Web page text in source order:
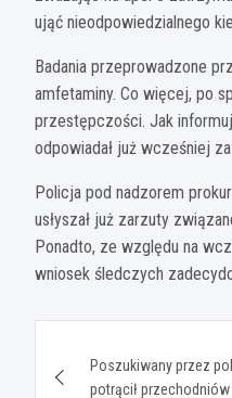
ująć nieodpowiedzialnego
Badania przeprowadzone
amfetaminy. Co więcej, po
przestępczości. Jak
odpowiadał już wcześniej
Policja pod nadzorem
usłyszał już zarzuty
Ponadto, ze względu na
wniosek śledczych
wpisuPoszukiwany przez
potrącił przechodniów